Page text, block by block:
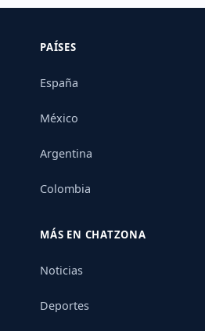
PAÍSES
España
México
Argentina
Colombia
MÁS EN CHATZONA
Noticias
Deportes